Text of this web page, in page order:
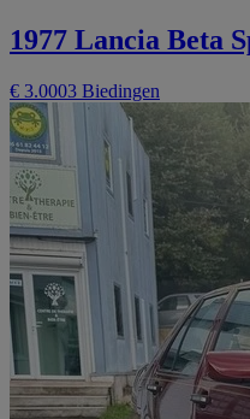
1977 Lancia Beta
€ 3.0003 Biedingen